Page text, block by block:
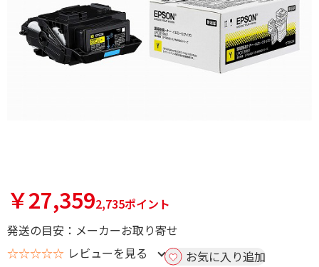
￥27,3592,735ポイント
発送の目安：メーカーお取り寄せ
☆☆☆☆☆ レビューを見る お気に入り追加